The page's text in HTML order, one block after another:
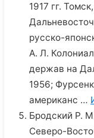
1917 гг.
русско-
А. Л.
держав на
1956;
американс …
Бродский Р.
Северо-